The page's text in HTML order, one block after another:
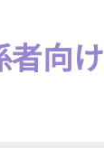
者向け